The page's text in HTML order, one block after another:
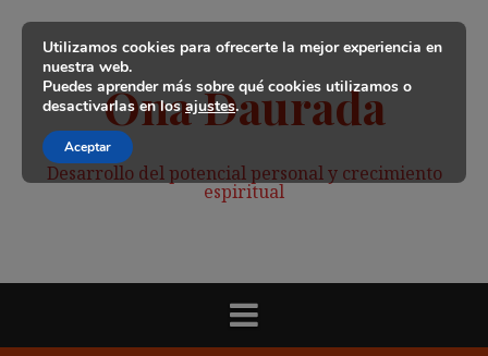
contenido
Ona Daurada
Desarrollo del potencial personal y crecimiento
espiritual
Utilizamos cookies para ofrecerte la mejor experiencia en
nuestra web.
Puedes aprender más sobre qué cookies utilizamos o
desactivarlas en losajustes.
Aceptar